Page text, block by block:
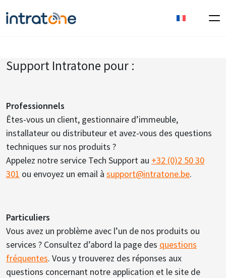
Support Intratone pour :
Professionnels
Êtes-vous un client, gestionnaire d’immeuble,
installateur ou distributeur et avez-vous des questions
techniques sur nos produits ?
Appelez notre service Tech Support au +32 (0)2 50 30
301 ou envoyez un email à support@intratone.be.
Particuliers
Vous avez un problème avec l’un de nos produits ou
services ? Consultez d’abord la page des questions
fréquentes. Vous y trouverez des réponses aux
questions concernant notre application et le site de